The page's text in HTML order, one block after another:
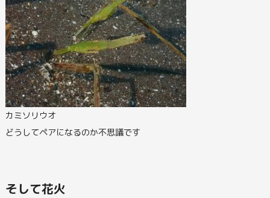
カミソリウオ
どうしてペアになるのか不思議です
そして花火